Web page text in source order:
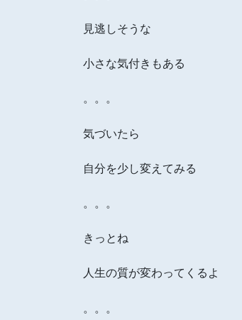
見逃しそうな
小さな気付きもある
。。。
気づいたら
自分を少し変えてみる
。。。
きっとね
人生の質が変わってくるよ
。。。